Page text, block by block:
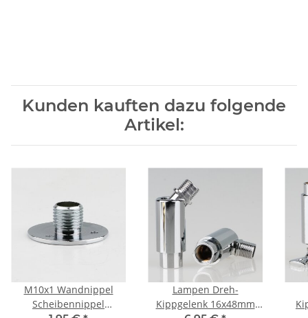
Kunden kauften dazu folgende
Artikel:
M10x1 Wandnippel
Scheibennippel
Lampen Dreh-
Kippgelenk 16x48mm